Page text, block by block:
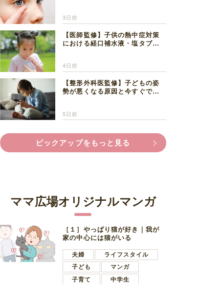
3日前
【医師監修】子供の熱中症対策
における経口補水液・塩タブレ
4日前
【整形外科医監修】子どもの姿
勢が悪くなる原因と今すぐでき
5日前
ピックアップをもっと見る
ママ広場オリジナルマンガ
［１］やっぱり猫が好き｜我が
家の中心には猫がいる
夫婦
ライフスタイル
子ども
マンガ
子育て
中学生